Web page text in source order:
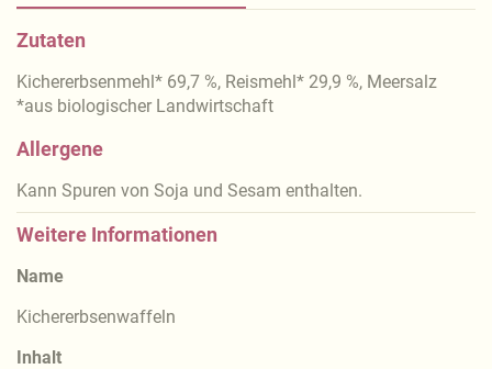
Zutaten
Kichererbsenmehl* 69,7 %, Reismehl* 29,9 %, Meersalz
*aus biologischer Landwirtschaft
Allergene
Kann Spuren von Soja und Sesam enthalten.
Weitere Informationen
Name
Kichererbsenwaffeln
Inhalt